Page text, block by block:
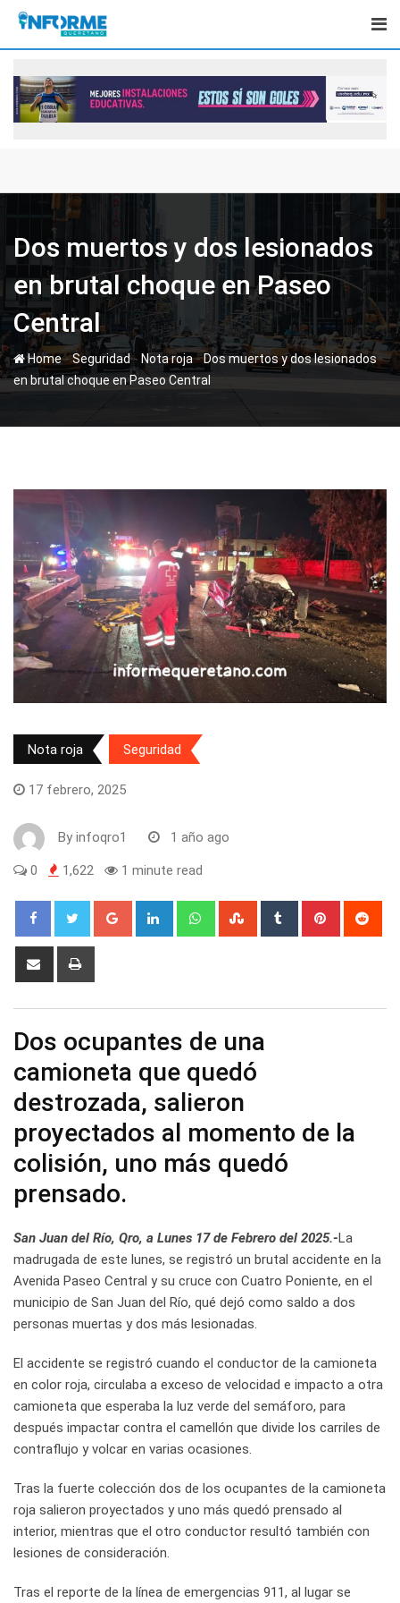
Skip
content
Dos muertos y dos lesionados
en brutal choque en Paseo
Central
Home-Seguridad- Nota roja-Dos muertos y dos lesionados
en brutal choque en Paseo Central
Nota roja Seguridad
17 febrero, 2025
By infoqro1 1 año ago
0 1,622 1 minute read
Google+ LinkedIn WhatsappStumbleUpon
Tumblr Pinterest
Share
Dos ocupantes de una
camioneta que quedó
destrozada, salieron
proyectados al momento de la
colisión, uno más quedó
prensado.
San Juan del Río, Qro, a Lunes 17 de Febrero del 2025.-La
madrugada de este lunes, se registró un brutal accidente en la
Avenida Paseo Central y su cruce con Cuatro Poniente, en el
municipio de San Juan del Río, qué dejó como saldo a dos
personas muertas y dos más lesionadas.
El accidente se registró cuando el conductor de la camioneta
en color roja, circulaba a exceso de velocidad e impacto a otra
camioneta que esperaba la luz verde del semáforo, para
después impactar contra el camellón que divide los carriles de
contraflujo y volcar en varias ocasiones.
Tras la fuerte colección dos de los ocupantes de la camioneta
roja salieron proyectados y uno más quedó prensado al
interior, mientras que el otro conductor resultó también con
lesiones de consideración.
Tras el reporte de la línea de emergencias 911, al lugar se